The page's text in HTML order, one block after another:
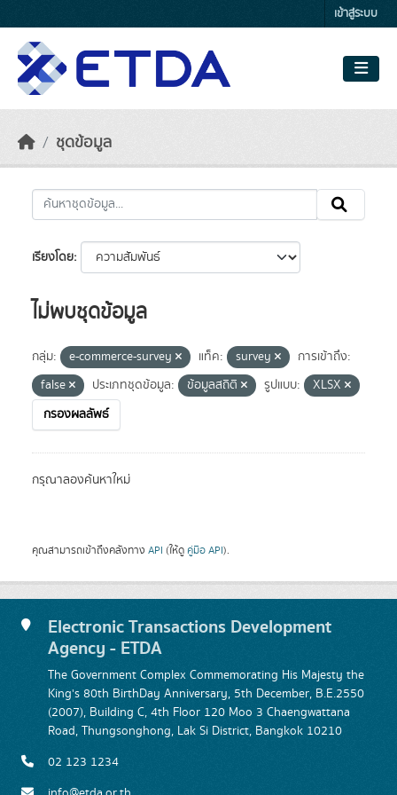
เข้าสู่ระบบ
ชุดข้อมูล
เรียงโดย
ไม่พบชุดข้อมูล
กลุ่ม: e-commerce-survey แท็ค: survey
การเข้าถึง:
false
ประเภทชุดข้อมูล: ข้อมูลสถิติ รูปแบบ:
XLSX
กรองผลลัพธ์
กรุณาลองค้นหาใหม่
คุณสามารถเข้าถึงคลังทาง API (ให้ดู คู่มือ API).
Electronic Transactions Development
Agency - ETDA
The Government Complex Commemorating His Majesty the
King's 80th BirthDay Anniversary, 5th December, B.E.2550
(2007), Building C, 4th Floor 120 Moo 3 Chaengwattana
Road, Thungsonghong, Lak Si District, Bangkok 10210
02 123 1234